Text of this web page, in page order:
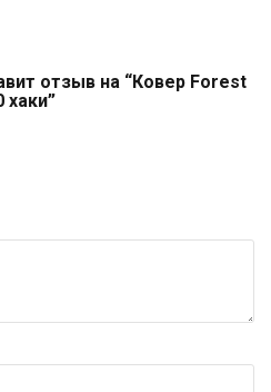
отзыв на “Ковер Forest
хаки”